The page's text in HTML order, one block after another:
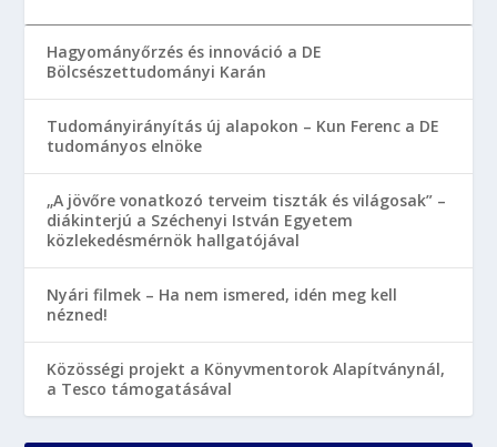
Hagyományőrzés és innováció a DE
Bölcsészettudományi Karán
Tudományirányítás új alapokon – Kun Ferenc a DE
tudományos elnöke
„A jövőre vonatkozó terveim tiszták és világosak” –
diákinterjú a Széchenyi István Egyetem
közlekedésmérnök hallgatójával
Nyári filmek – Ha nem ismered, idén meg kell
nézned!
Közösségi projekt a Könyvmentorok Alapítványnál,
a Tesco támogatásával